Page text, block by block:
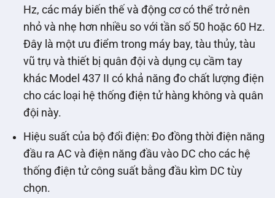
Hz, các máy biến thế và động cơ có thể trở nên
nhỏ và nhẹ hơn nhiều so với tần số 50 hoặc 60 Hz.
Đây là một ưu điểm trong máy bay, tàu thủy, tàu
vũ trụ và thiết bị quân đội và dụng cụ cầm tay
khác Model 437 II có khả năng đo chất lượng điện
cho các loại hệ thống điện tử hàng không và quân
đội này.
Hiệu suất của bộ đổi điện: Đo đồng thời điện năng
đầu ra AC và điện năng đầu vào DC cho các hệ
thống điện tử công suất bằng đầu kìm DC tùy
chọn.